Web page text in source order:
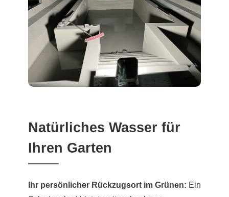
Natürliches Wasser für
Ihren Garten
Ihr persönlicher Rückzugsort im Grünen: Ein